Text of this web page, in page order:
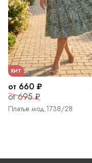
ХИТ
от 660 ₽
от 695 ₽
Платье мод.1738/28